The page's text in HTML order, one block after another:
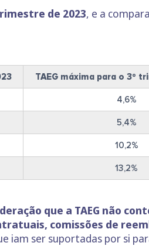
de 2023, e a
TAEG máxima para o 3º
4,6%
5,4%
10,2%
13,2%
que a TAEG não
comissões de
iam ser suportadas por si